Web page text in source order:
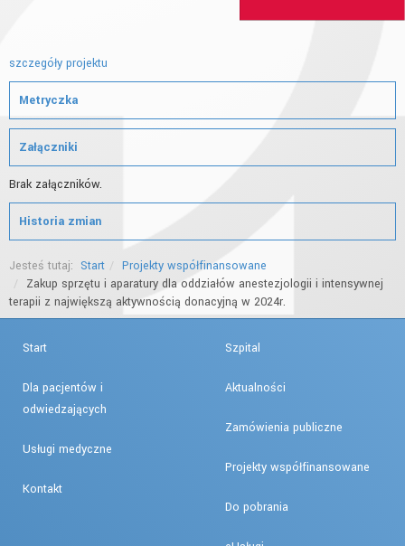
szczegóły projektu
Metryczka
Załączniki
Brak załączników.
Historia zmian
Jesteś tutaj: Start
Projekty współfinansowane
Zakup sprzętu i aparatury dla oddziałów anestezjologii i intensywnej
terapii z największą aktywnością donacyjną w 2024r.
Start
Dla pacjentów i
odwiedzających
Usługi medyczne
Kontakt
Szpital
Aktualności
Zamówienia publiczne
Projekty współfinansowane
Do pobrania